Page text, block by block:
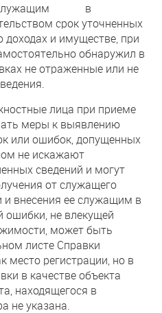
служащим в
срок уточненных
доходах и имуществе, при
обнаружил в
не отраженные или не
лица при приеме
меры к выявлению
или ошибок, допущенных
не искажают
сведений и могут
от служащего
внесения ее служащим в
ошибки, не влекущей
может быть
листе Справки
место регистрации, но в
в качестве объекта
находящегося в
не указана.